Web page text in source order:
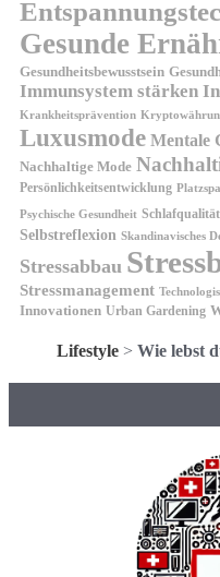
Gesunde
Gesundheitsbewusstsein
Immunsystem stärken
Krankheitsprävention
Luxusmode Mentale
Nachhaltige Mode
Persönlichkeitsentwicklung
Psychische Gesundheit Schlafqualität
Selbstreflexion Skandinavisches
Stressabbau
Stressmanagement
Innovationen Urban Gardening
Lifestyle > Wie lebst